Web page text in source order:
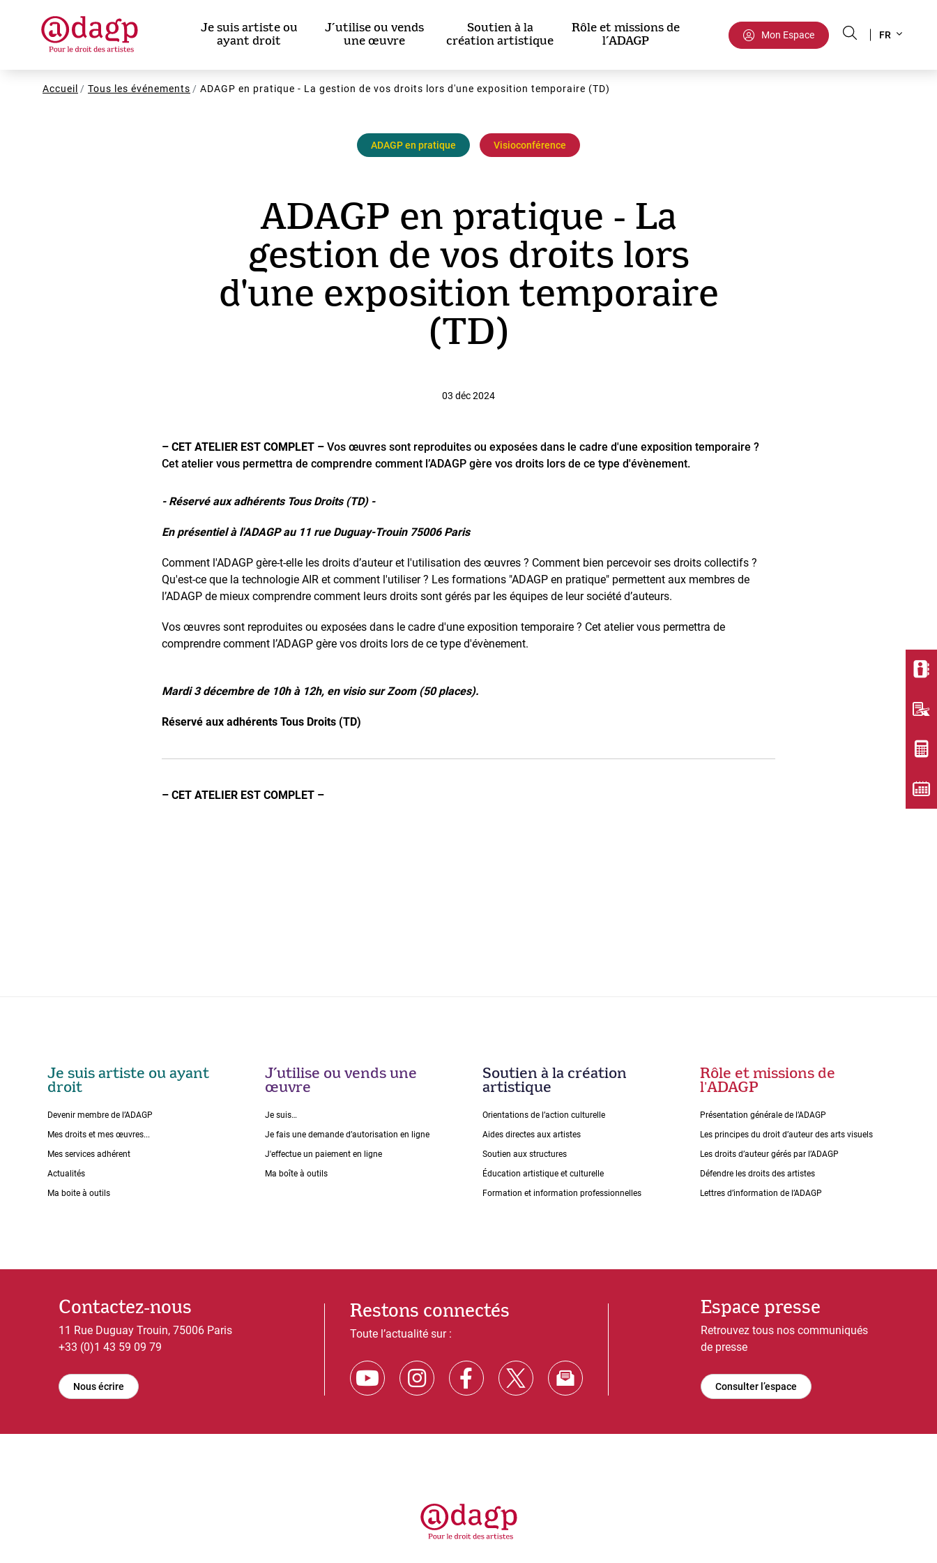
Je suis artiste ou
ayant droit
J’utilise ou vends
une œuvre
Soutien à la
création artistique
Rôle et missions de
l’ADAGP
Mon Espace
your
FR
Fil
Accueil Tous les événements ADAGP en pratique - La gestion de vos droits lors d'une exposition temporaire (TD)
ADAGP en pratique Visioconférence
ADAGP en pratique - La
gestion de vos droits lors
d'une exposition temporaire
(TD)
03 déc 2024
– CET ATELIER EST COMPLET – Vos œuvres sont reproduites ou exposées dans le cadre d'une exposition temporaire ?
Cet atelier vous permettra de comprendre comment l’ADAGP gère vos droits lors de ce type d'évènement.
- Réservé aux adhérents Tous Droits (TD) -
En présentiel à l'ADAGP au 11 rue Duguay-Trouin 75006 Paris
Comment l'ADAGP gère-t-elle les droits d’auteur et l'utilisation des œuvres ? Comment bien percevoir ses droits collectifs ?
Qu'est-ce que la technologie AIR et comment l'utiliser ? Les formations "ADAGP en pratique" permettent aux membres de
l’ADAGP de mieux comprendre comment leurs droits sont gérés par les équipes de leur société d’auteurs.
Vos œuvres sont reproduites ou exposées dans le cadre d'une exposition temporaire ? Cet atelier vous permettra de
comprendre comment l’ADAGP gère vos droits lors de ce type d'évènement.
Mardi 3 décembre de 10h à 12h, en visio sur Zoom (50 places).
Réservé aux adhérents Tous Droits (TD)
– CET ATELIER EST COMPLET –
Je suis artiste ou ayant
droit
Devenir membre de l’ADAGP
Mes droits et mes œuvres...
Mes services adhérent
Actualités
Ma boite à outils
J’utilise ou vends une
œuvre
Je suis…
Je fais une demande dʼautorisation en ligne
J'effectue un paiement en ligne
Ma boîte à outils
Soutien à la création
artistique
Orientations de lʼaction culturelle
Aides directes aux artistes
Soutien aux structures
Éducation artistique et culturelle
Formation et information professionnelles
Rôle et missions de
lʼADAGP
Présentation générale de l’ADAGP
Les principes du droit dʼauteur des arts visuels
Les droits dʼauteur gérés par lʼADAGP
Défendre les droits des artistes
Lettres dʼinformation de lʼADAGP
Contactez-nous
11 Rue Duguay Trouin, 75006 Paris
+33 (0)1 43 59 09 79
Nous écrire
Restons connectés
Toute l’actualité sur :
Espace presse
Retrouvez tous nos communiqués
de presse
Consulter l’espace